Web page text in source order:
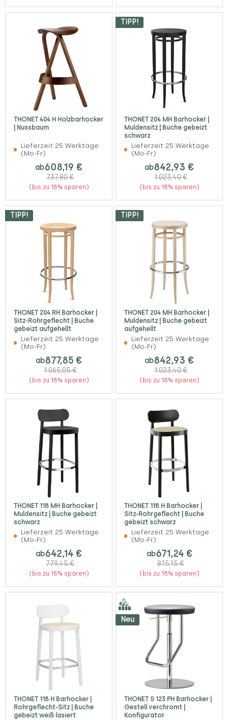
THONET 404 H Holzbarhocker
| Nussbaum
Lieferzeit 25 Werktage
(Mo-Fr)
ab608,19 €
737,80 €
(bis zu 18% sparen)
TIPP!
THONET 204 MH Barhocker |
Muldensitz | Buche gebeizt
schwarz
Lieferzeit 25 Werktage
(Mo-Fr)
ab842,93 €
1.023,40 €
(bis zu 18% sparen)
TIPP!
THONET 204 RH Barhocker |
Sitz-Rohrgeflecht | Buche
gebeizt aufgehellt
Lieferzeit 25 Werktage
(Mo-Fr)
ab877,85 €
1.065,05 €
(bis zu 18% sparen)
TIPP!
THONET 204 MH Barhocker |
Muldensitz | Buche gebeizt
aufgehellt
Lieferzeit 25 Werktage
(Mo-Fr)
ab842,93 €
1.023,40 €
(bis zu 18% sparen)
THONET 118 MH Barhocker |
Muldensitz | Buche gebeizt
schwarz
Lieferzeit 25 Werktage
(Mo-Fr)
ab642,14 €
779,45 €
(bis zu 18% sparen)
THONET 118 H Barhocker |
Sitz-Rohrgeflecht | Buche
gebeizt schwarz
Lieferzeit 25 Werktage
(Mo-Fr)
ab671,24 €
815,15 €
(bis zu 18% sparen)
THONET 118 H Barhocker |
Rohrgeflecht-Sitz | Buche
gebeizt weiß lasiert
Neu
THONET S 123 PH Barhocker |
Gestell verchromt |
Konfigurator